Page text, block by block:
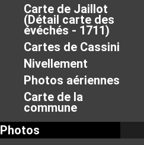
Carte de Jaillot
(Détail carte des
évéchés - 1711)
Cartes de Cassini
Nivellement
Photos aériennes
Carte de la
commune
Photos